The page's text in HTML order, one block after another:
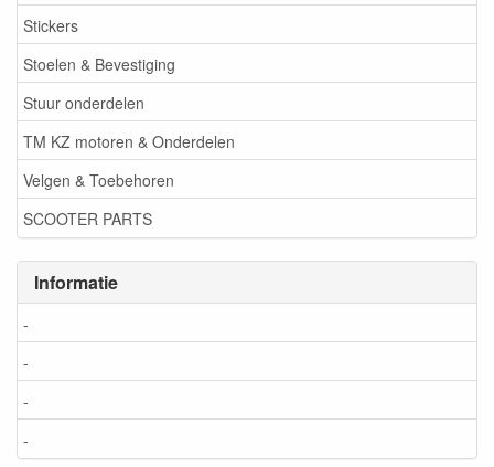
Stickers
Stoelen & Bevestiging
Stuur onderdelen
TM KZ motoren & Onderdelen
Velgen & Toebehoren
SCOOTER PARTS
Informatie
-
-
-
-